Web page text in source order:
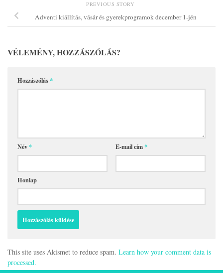
PREVIOUS STORY
Adventi kiállítás, vásár és gyerekprogramok december 1-jén
VÉLEMÉNY, HOZZÁSZÓLÁS?
Hozzászólás*
Név* E-mail cím*
Honlap
This site uses Akismet to reduce spam. Learn how your comment data is
processed.